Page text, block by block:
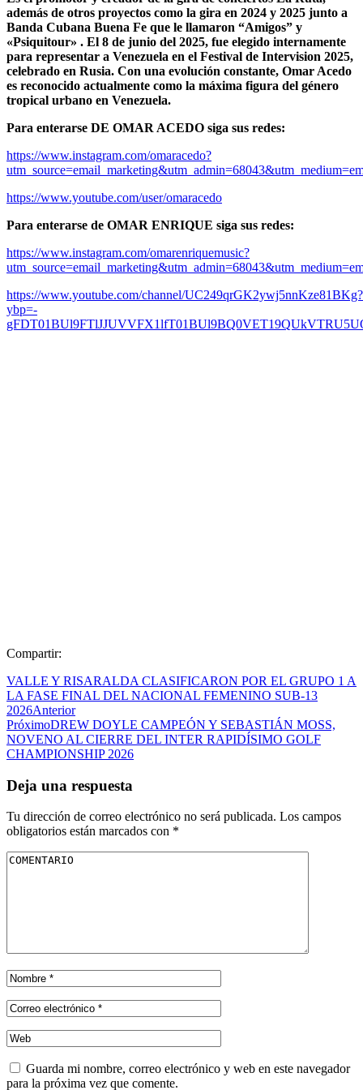
además de otros proyectos como la gira en 2024 y 2025 junto a
Banda Cubana Buena Fe que le llamaron “Amigos” y
«Psiquitour» . El 8 de junio del 2025, fue elegido internamente
para representar a Venezuela en el Festival de Intervision 2025,
celebrado en Rusia. Con una evolución constante, Omar Acedo
es reconocido actualmente como la máxima figura del género
tropical urbano en Venezuela.
Para enterarse DE OMAR ACEDO siga sus redes:
https://www.instagram.com/omaracedo?
https://www.youtube.com/user/omaracedo
Para enterarse de OMAR ENRIQUE siga sus redes:
https://www.instagram.com/omarenriquemusic?
https://www.youtube.com/channel/UC249qrGK2ywj5nnKze81BKg?
ybp=-
Compartir:
VALLE Y RISARALDA CLASIFICARON POR EL GRUPO 1 A
LA FASE FINAL DEL NACIONAL FEMENINO SUB-13
2026Anterior
PróximoDREW DOYLE CAMPEÓN Y SEBASTIÁN MOSS,
NOVENO AL CIERRE DEL INTER RAPIDÍSIMO GOLF
CHAMPIONSHIP 2026
Deja una respuesta
Tu dirección de correo electrónico no será publicada. Los campos
obligatorios están marcados con *
Guarda mi nombre, correo electrónico y web en este navegador
para la próxima vez que comente.